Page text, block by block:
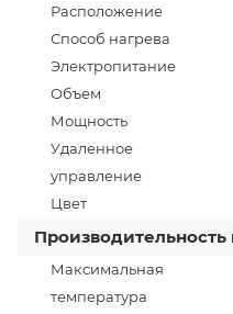
Расположение
Способ нагрева
Электропитание
Объем
Мощность
Удаленное
управление
Цвет
Максимальная
температура